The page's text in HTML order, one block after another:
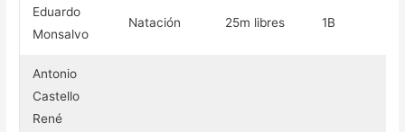
Eduardo
Monsalvo
Natación 25m libres 1B
Antonio
Castello
René